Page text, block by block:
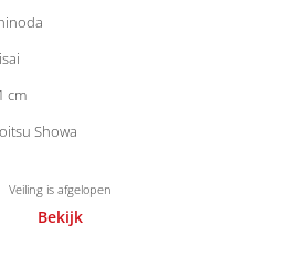
cm
Showa
Veiling is afgelopen
Bekijk